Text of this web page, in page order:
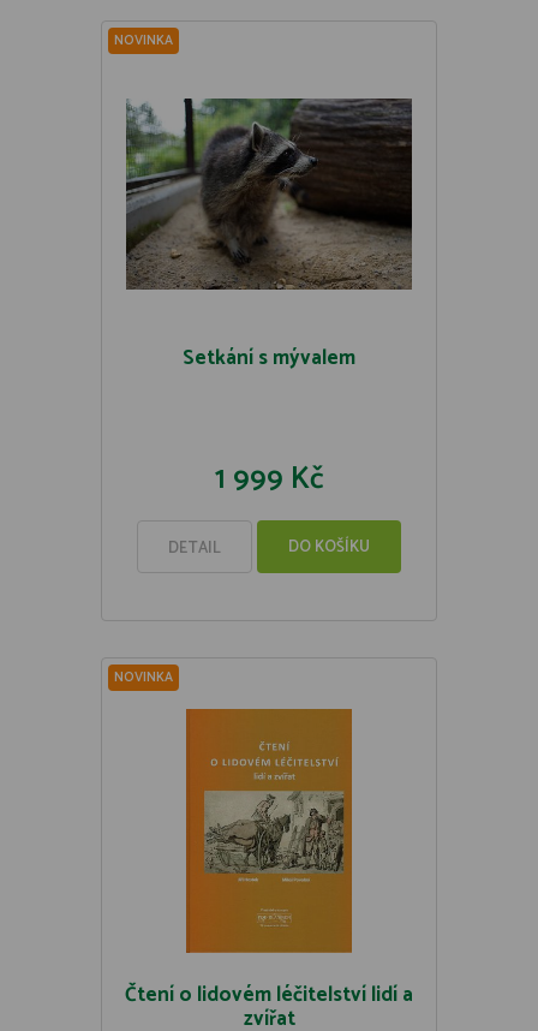
NOVINKA
Setkání s mývalem
1 999 Kč
DETAIL DO KOŠÍKU
NOVINKA
Čtení o lidovém léčitelství lidí a
zvířat